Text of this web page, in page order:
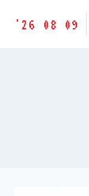
胶
'26 08 09